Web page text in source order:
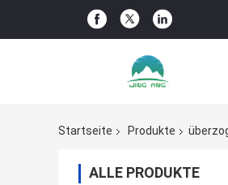
Startseite
Produkte
ALLE PRODUKTE